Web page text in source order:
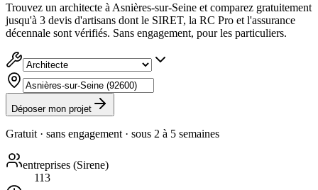
Trouvez un architecte à Asnières-sur-Seine et comparez gratuitement
jusqu'à 3 devis d'artisans dont le SIRET, la RC Pro et l'assurance
décennale sont vérifiés. Sans engagement, pour les particuliers.
Déposer mon projet
Gratuit · sans engagement · sous 2 à 5 semaines
entreprises (Sirene)
113